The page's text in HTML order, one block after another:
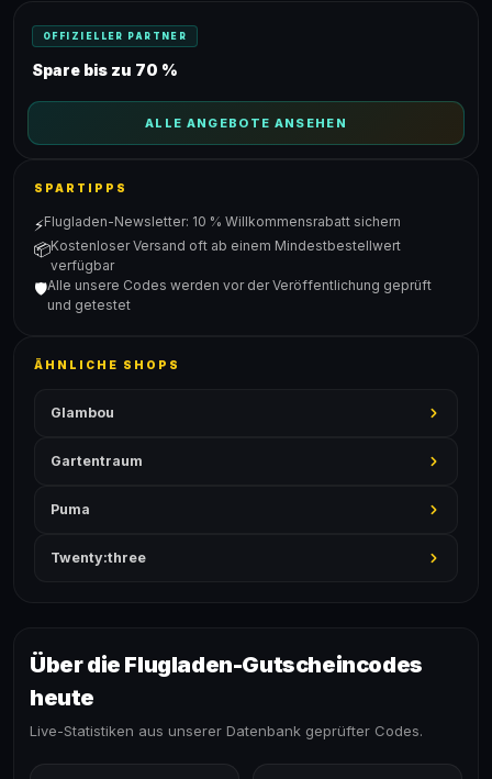
OFFIZIELLER PARTNER
Spare bis zu 70 %
ALLE ANGEBOTE ANSEHEN
SPARTIPPS
⚡Flugladen-Newsletter: 10 % Willkommensrabatt sichern
📦Kostenloser Versand oft ab einem Mindestbestellwert
verfügbar
🛡️Alle unsere Codes werden vor der Veröffentlichung geprüft
und getestet
ÄHNLICHE SHOPS
Glambou
Gartentraum
Puma
Twenty:three
Über die Flugladen-Gutscheincodes
heute
Live-Statistiken aus unserer Datenbank geprüfter Codes.